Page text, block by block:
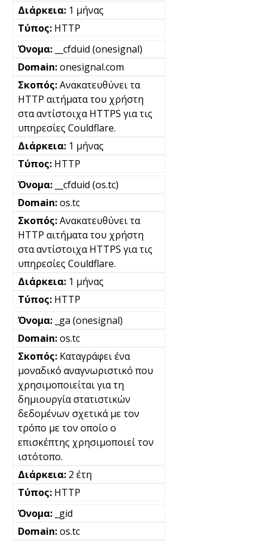
1 μήνας
HTTP
__cfduid (onesignal)
onesignal.com
Ανακατευθύνει τα
HTTP αιτήματα του χρήστη
στα αντίστοιχα HTTPS για τις
υπηρεσίες Couldflare.
1 μήνας
HTTP
__cfduid (os.tc)
os.tc
Ανακατευθύνει τα
HTTP αιτήματα του χρήστη
στα αντίστοιχα HTTPS για τις
υπηρεσίες Couldflare.
1 μήνας
HTTP
_ga (onesignal)
os.tc
Καταγράφει ένα
μοναδικό αναγνωριστικό που
χρησιμοποιείται για τη
δημιουργία στατιστικών
δεδομένων σχετικά με τον
τρόπο με τον οποίο ο
επισκέπτης χρησιμοποιεί τον
ιστότοπο.
2 έτη
HTTP
_gid
os.tc